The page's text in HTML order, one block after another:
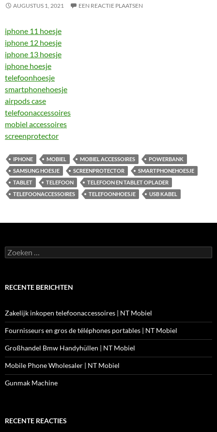
AUGUSTUS 1, 2021 EEN REACTIE PLAATSEN
iphone 11 hoesje
iphone 12 hoesje
iphone 13 hoesje
iphone hoesje
telefoonhoesje
smartphonehoesje
airpods case
telefoonaccessoires
mobiel accessoires
screenprotector
IPHONE MOBIEL MOBIEL ACCESSOIRES
POWERBANK
SAMSUNG HOESJE
SCREENPROTECTOR
SMARTPHONEHOESJE
TABLET
TELEFOON
TELEFOON EN TABLET OPLADER
TELEFOONACCESSOIRES
TELEFOONHOESJE USB KABEL
Zoeken
naar:
RECENTE BERICHTEN
Zakelijk inkopen telefoonaccessoires | NT Mobiel
Fournisseurs en gros de téléphones portables | NT Mobiel
Großhandel Bmw Handyhüllen | NT Mobiel
Mobile Phone Wholesaler | NT Mobiel
Gunmak Machine
RECENTE REACTIES